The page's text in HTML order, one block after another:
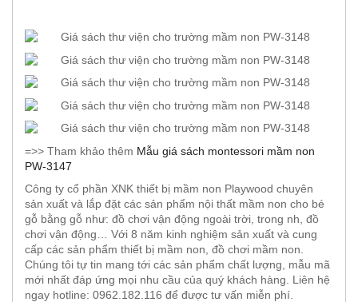
=>> Tham khảo thêm Mẫu giá sách montessori mầm non
PW-3147
Công ty cổ phần XNK thiết bị mầm non Playwood chuyên
sản xuất và lắp đặt các sản phẩm nội thất mầm non cho bé
gỗ bằng gỗ như: đồ chơi vận động ngoài trời, trong nh, đồ
chơi vận động… Với 8 năm kinh nghiệm sản xuất và cung
cấp các sản phẩm thiết bị mầm non, đồ chơi mầm non.
Chúng tôi tự tin mang tới các sản phẩm chất lượng, mẫu mã
mới nhất đáp ứng mọi nhu cầu của quý khách hàng. Liên hệ
ngay hotline: 0962.182.116 để được tư vấn miễn phí.